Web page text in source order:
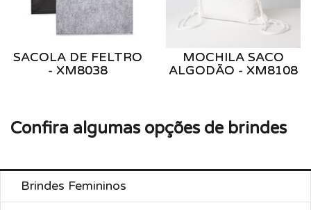
SACOLA DE FELTRO
- XM8038
MOCHILA SACO
ALGODÃO - XM8108
Confira algumas opções de brindes
Brindes Femininos